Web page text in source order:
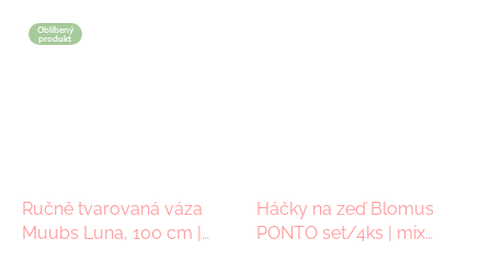
Oblíbený
produkt
Ručně tvarovaná váza
Muubs Luna, 100 cm |
Háčky na zeď Blomus
PONTO set/4ks | mix